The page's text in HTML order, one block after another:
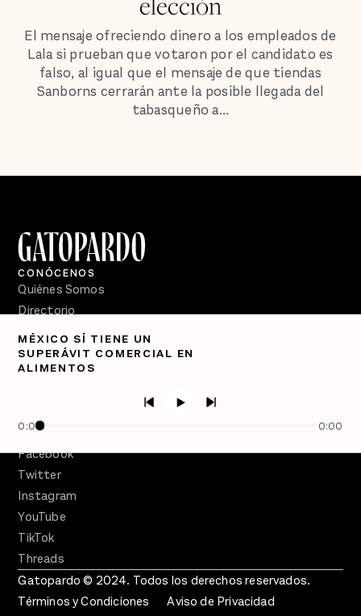
El mensaje ofreciendo dinero a los empleados de
Lala si prueban que votaron por el candidato es
falso, al igual que el mensaje de que tiendas
Sanborns cerrarán ante la posible llegada del
tabasqueño a...
MÉXICO SÍ TIENE UN
SUPERÁVIT COMERCIAL EN
ALIMENTOS
0:00 0:00
CONÓCENOS
Quiénes Somos
Directorio
PÓDCASTS
Semanario Gatopardo
Facebook
Twitter
Instagram
YouTube
TikTok
Threads
Gatopardo © 2024. Todos los derechos reservados.
Términos y Condiciones
Aviso de Privacidad